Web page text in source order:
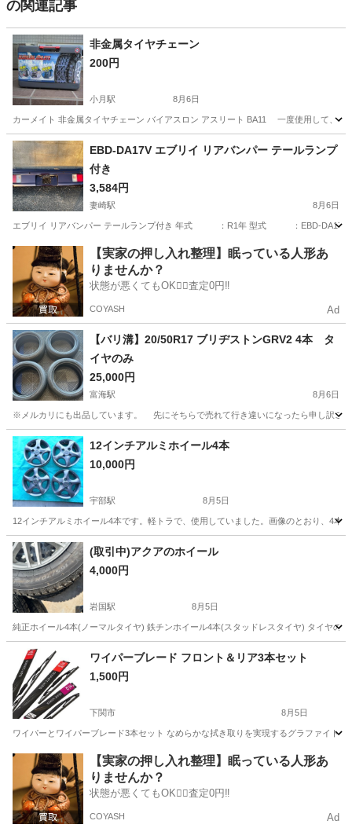
の関連記事
非金属タイヤチェーン
200円
小月駅 8月6日
カーメイト 非金属タイヤチェーン バイアスロン アスリート BA11 一度使用して、そ
山口 下関市 外装、車外用品
EBD-DA17V エブリイ リアバンパー テールランプ
付き
3,584円
妻崎駅 8月6日
エブリイ リアバンパー テールランプ付き 年式 ：R1年 型式 ：EBD-
山口 宇部市 妻崎駅 外装、車外用品 バンパー
【実家の押し入れ整理】眠っている人形あ
りませんか？
状態が悪くてもOK🙆‍♀️査定0円‼️
COYASH Ad
【バリ溝】20/50R17 ブリヂストンGRV2 4本 タ
イヤのみ
25,000円
富海駅 8月6日
※メルカリにも出品しています。 先にそちらで売れて行き違いになったら申し
山口 防府市 富海駅 タイヤ、ホイール
12インチアルミホイール4本
10,000円
宇部駅 8月5日
12インチアルミホイール4本です。軽トラで、使用していました。画像のとおり、4
山口 宇部市 宇部駅 タイヤ、ホイール
(取引中)アクアのホイール
4,000円
岩国駅 8月5日
純正ホイール4本(ノーマルタイヤ) 鉄チンホイール4本(スタッドレスタイヤ) タイヤの
山口 岩国市 岩国駅 タイヤ、ホイール
ワイパーブレード フロント＆リア3本セット
1,500円
下関市 8月5日
ワイパーとワイパーブレード3本セット なめらかな拭き取りを実現するグラファイト
山口 下関市 メンテナンス用品 ワイパーブレード
【実家の押し入れ整理】眠っている人形あ
りませんか？
状態が悪くてもOK🙆‍♀️査定0円‼️
COYASH Ad